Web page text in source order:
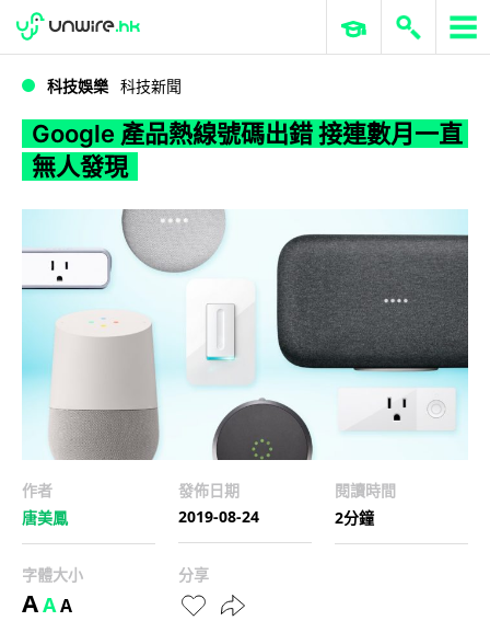
WWDC 2026 ERP 與商業 AI
科技娛樂 科技新聞
Google 產品熱線號碼出錯 接連數月一直
無人發現
作者
唐美鳳
發佈日期
2019-08-24
閱讀時間
2分鐘
字體大小
AAA
分享